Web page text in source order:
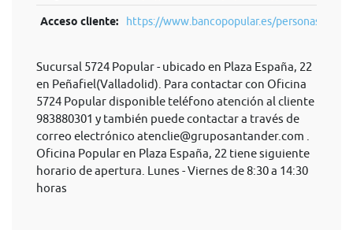
Acceso cliente: https://www.bancopopular.es/personas
Sucursal 5724 Popular - ubicado en Plaza España, 22
en Peñafiel(Valladolid). Para contactar con Oficina
5724 Popular disponible teléfono atención al cliente
983880301 y también puede contactar a través de
correo electrónico atenclie@gruposantander.com
Oficina Popular en Plaza España, 22 tiene siguiente
horario de apertura. Lunes - Viernes de 8:30 a 14:30
horas